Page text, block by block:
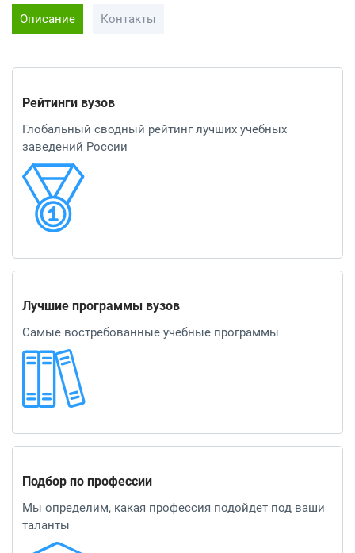
Описание Контакты
Рейтинги вузов
Глобальный сводный рейтинг лучших учебных
заведений России
Лучшие программы вузов
Самые востребованные учебные программы
Подбор по профессии
Мы определим, какая профессия подойдет под ваши
таланты